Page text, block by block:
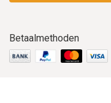
Betaalmethoden